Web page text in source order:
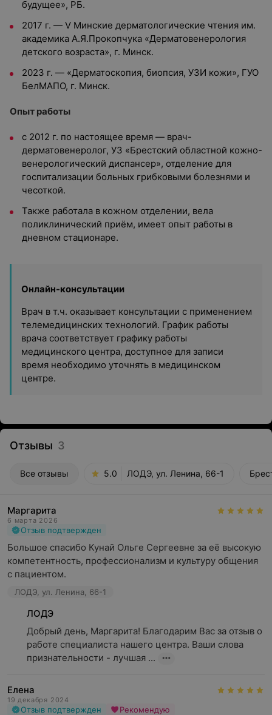
будущее», РБ.
2017 г. — V Минские дерматологические чтения им.
академика А.Я.Прокопчука «Дерматовенерология
детского возраста», г. Минск.
2023 г. — «Дерматоскопия, биопсия, УЗИ кожи», ГУО
БелМАПО, г. Минск.
Опыт работы
с 2012 г. по настоящее время — врач-
дерматовенеролог, УЗ «Брестский областной кожно-
венерологический диспансер», отделение для
госпитализации больных грибковыми болезнями и
чесоткой.
Также работала в кожном отделении, вела
поликлинический приём, имеет опыт работы в
дневном стационаре.
Онлайн-консультации
Врач в т.ч. оказывает консультации с применением
телемедицинских технологий. График работы
врача соответствует графику работы
медицинского центра, доступное для записи
время необходимо уточнять в медицинском
центре.
Отзывы 3
Все отзывы 5.0 ЛОДЭ, ул. Ленина, 66-1
Маргарита
6 марта 2026
Отзыв подтвержден
Большое спасибо Кунай Ольге Сергеевне за её высокую
компетентность, профессионализм и культуру общения
с пациентом.
ЛОДЭ, ул. Ленина, 66-1
ЛОДЭ
Добрый день, Маргарита! Благодарим Вас за отзыв о
работе специалиста нашего центра. Ваши слова
признательности - лучшая ...
Елена
19 декабря 2024
Отзыв подтвержден Рекомендую